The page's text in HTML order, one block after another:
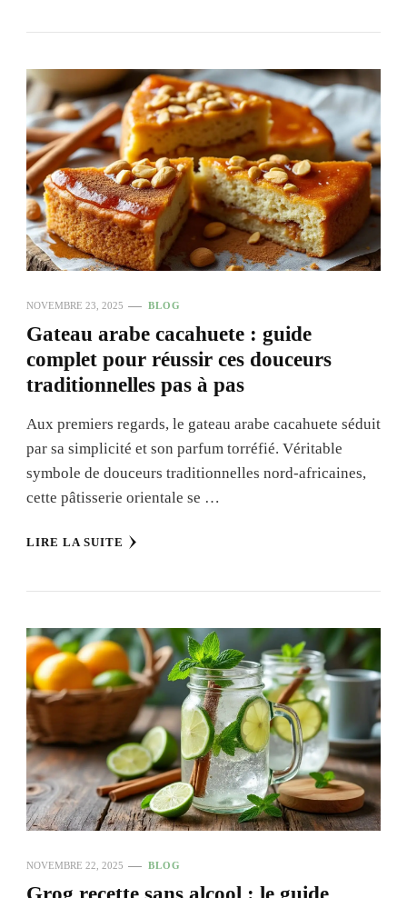
NOVEMBRE 23, 2025 BLOG
Gateau arabe cacahuete : guide
complet pour réussir ces douceurs
traditionnelles pas à pas
Aux premiers regards, le gateau arabe cacahuete séduit
par sa simplicité et son parfum torréfié. Véritable
symbole de douceurs traditionnelles nord-africaines,
cette pâtisserie orientale se …
LIRE LA SUITE
NOVEMBRE 22, 2025 BLOG